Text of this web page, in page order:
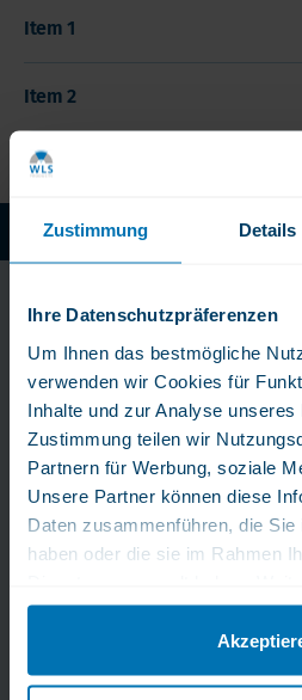
Zustimmung Details
Ihre Datenschutzpräferenzen
Um Ihnen das bestmögliche
verwenden wir Cookies für
Inhalte und zur Analyse
Zustimmung teilen wir
Partnern für Werbung, soziale
Unsere Partner können diese
Daten zusammenführen, die
haben oder die sie im Rahmen
Sie in unserer
Item 1
Item 2
Fachkundiger und
Bleib immer
der Zeit!
Erhalten Sie exklusive Tipps,
direkt in Ihr Postfach.
Jetzt
Bei Fragen zu